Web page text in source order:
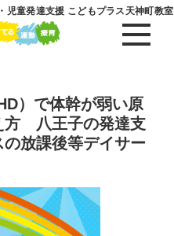
児童発達支援 こどもプラス天神町教室
）で体幹が弱い原
方 八王子の発達支
放課後等デイサー